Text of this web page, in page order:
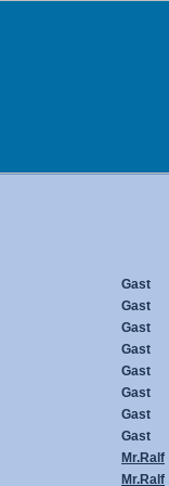
Gast
Gast
Gast
Gast
Gast
Gast
Gast
Gast
Mr.Ralf
Mr.Ralf